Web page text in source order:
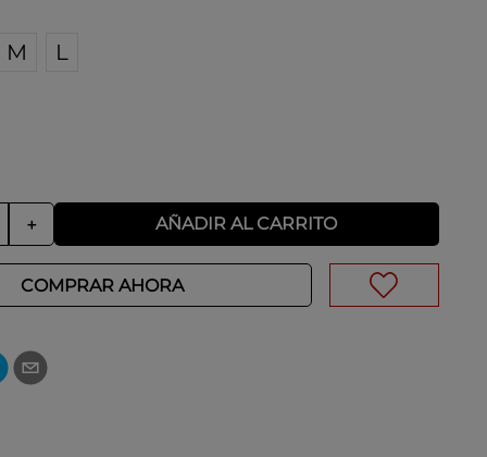
M L
＋ AÑADIR AL CARRITO
COMPRAR AHORA